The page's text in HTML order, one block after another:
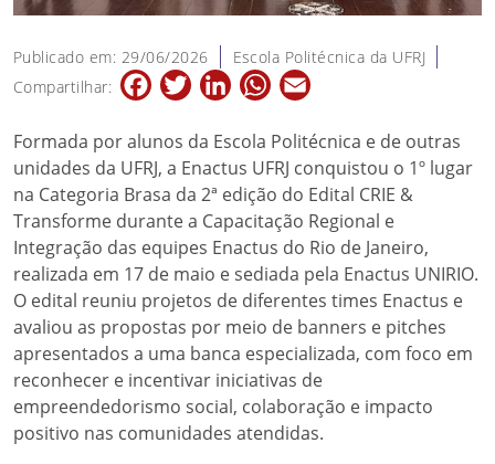
Publicado em: 29/06/2026
Escola Politécnica da UFRJ
Compartilhar:
FacebookTwitterLinkedInWhatsApp
Formada por alunos da Escola Politécnica e de outras
unidades da UFRJ, a Enactus UFRJ conquistou o 1º lugar
na Categoria Brasa da 2ª edição do Edital CRIE &
Transforme durante a Capacitação Regional e
Integração das equipes Enactus do Rio de Janeiro,
realizada em 17 de maio e sediada pela Enactus UNIRIO.
O edital reuniu projetos de diferentes times Enactus e
avaliou as propostas por meio de banners e pitches
apresentados a uma banca especializada, com foco em
reconhecer e incentivar iniciativas de
empreendedorismo social, colaboração e impacto
positivo nas comunidades atendidas.